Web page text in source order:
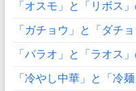
「オスモ」と「リボス
「ガチョウ」と「ダチ
「パラオ」と「ラオス
「冷やし中華」と「冷